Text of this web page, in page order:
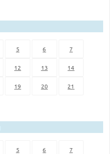
5 6 7
12 13 14
19 20 21
5 6 7